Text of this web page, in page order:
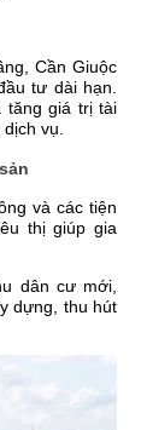
Cần Giuộc
tư dài hạn.
tăng giá trị tài
vụ.
và các tiện
thị giúp gia
dân cư mới,
dựng, thu hút